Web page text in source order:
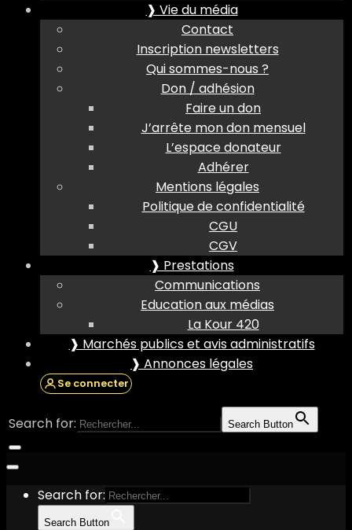
❱ Vie du média
Contact
Inscription newsletters
Qui sommes-nous ?
Don / adhésion
Faire un don
J’arrête mon don mensuel
L’espace donateur
Adhérer
Mentions légales
Politique de confidentialité
CGU
CGV
❱ Prestations
Communications
Education aux médias
La Kour 420
❱ Marchés publics et avis administratifs
❱ Annonces légales
Se connecter
Search for: Search Button
Search for:
Search Button